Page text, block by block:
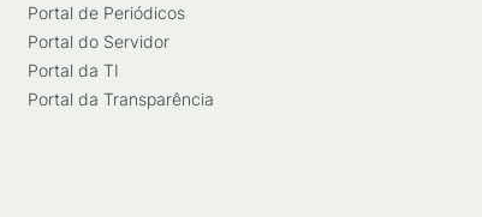
Portal de Periódicos
Portal do Servidor
Portal da TI
Portal da Transparência